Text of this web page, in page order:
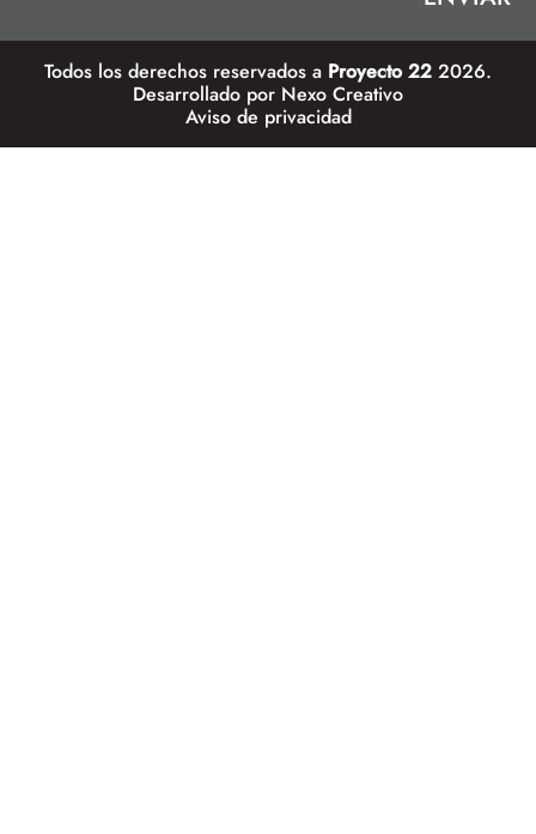
Todos los derechos reservados a Proyecto 22 2026.
Desarrollado por Nexo Creativo
Aviso de privacidad